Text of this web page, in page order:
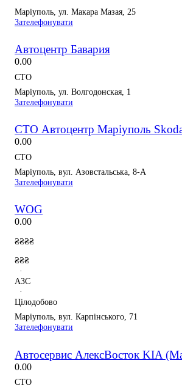
Маріуполь, ул. Макара Мазая, 25
Зателефонувати
Автоцентр Бавария
0.00
СТО
Маріуполь, ул. Волгодонская, 1
Зателефонувати
СТО Автоцентр Маріуполь
0.00
СТО
Маріуполь, вул. Азовстальська, 8-А
Зателефонувати
WOG
0.00
₴₴₴₴
₴₴₴
·
АЗС
·
Цілодобово
Маріуполь, вул. Карпінського, 71
Зателефонувати
Автосервис АлексВосток KIA
0.00
СТО